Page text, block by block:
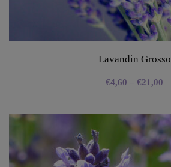
Lavandin Grosso
€4,60 – €21,00